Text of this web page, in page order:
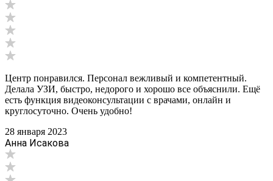
Центр понравился. Персонал вежливый и компетентный.
Делала УЗИ, быстро, недорого и хорошо все объяснили. Ещё
есть функция видеоконсультации с врачами, онлайн и
круглосуточно. Очень удобно!
28 января 2023
Анна Исакова